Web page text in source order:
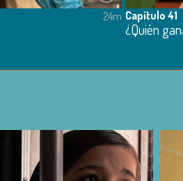
24m Capítulo 41
¿Quién